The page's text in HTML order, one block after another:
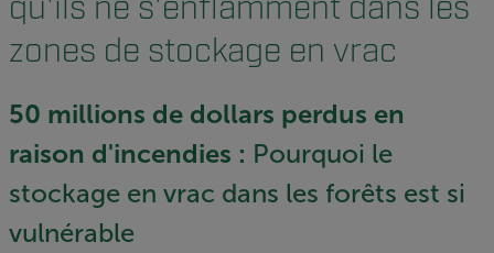
qu'ils ne s'enflamment dans les
zones de stockage en vrac
50 millions de dollars perdus en
raison d'incendies : Pourquoi le
stockage en vrac dans les forêts est si
vulnérable